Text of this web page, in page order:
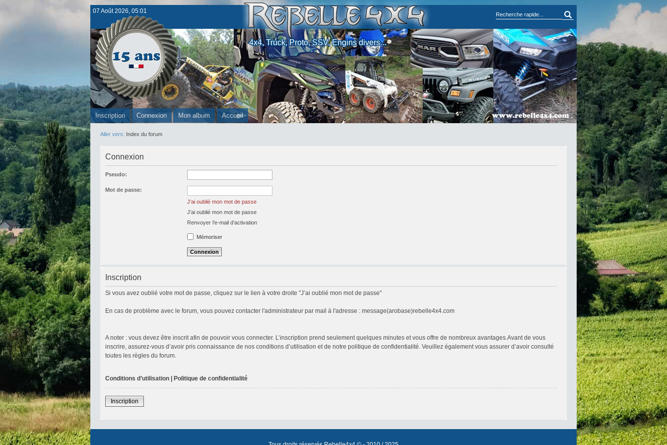
07 Août 2026, 05:01
Inscription Connexion Mon album Accueil
4x4, Truck, Proto, SSV, Engins divers...
Aller vers: Index du forum
Connexion
Pseudo:
Mot de passe:
J’ai oublié mon mot de passe
J’ai oublié mon mot de passe
Renvoyer l’e-mail d’activation
Mémoriser
Inscription
Si vous avez oublié votre mot de passe, cliquez sur le lien à votre droite "J’ai oublié mon mot de passe"
En cas de problème avec le forum, vous pouvez contacter l'administrateur par mail à l'adresse : message(arobase)rebelle4x4.com
A noter : vous devez être inscrit afin de pouvoir vous connecter. L’inscription prend seulement quelques minutes et vous offre de nombreux avantages.Avant de vous
inscrire, assurez-vous d’avoir pris connaissance de nos conditions d’utilisation et de notre politique de confidentialité. Veuillez également vous assurer d’avoir consulté
toutes les règles du forum.
Conditions d’utilisation Politique de confidentialité
Inscription